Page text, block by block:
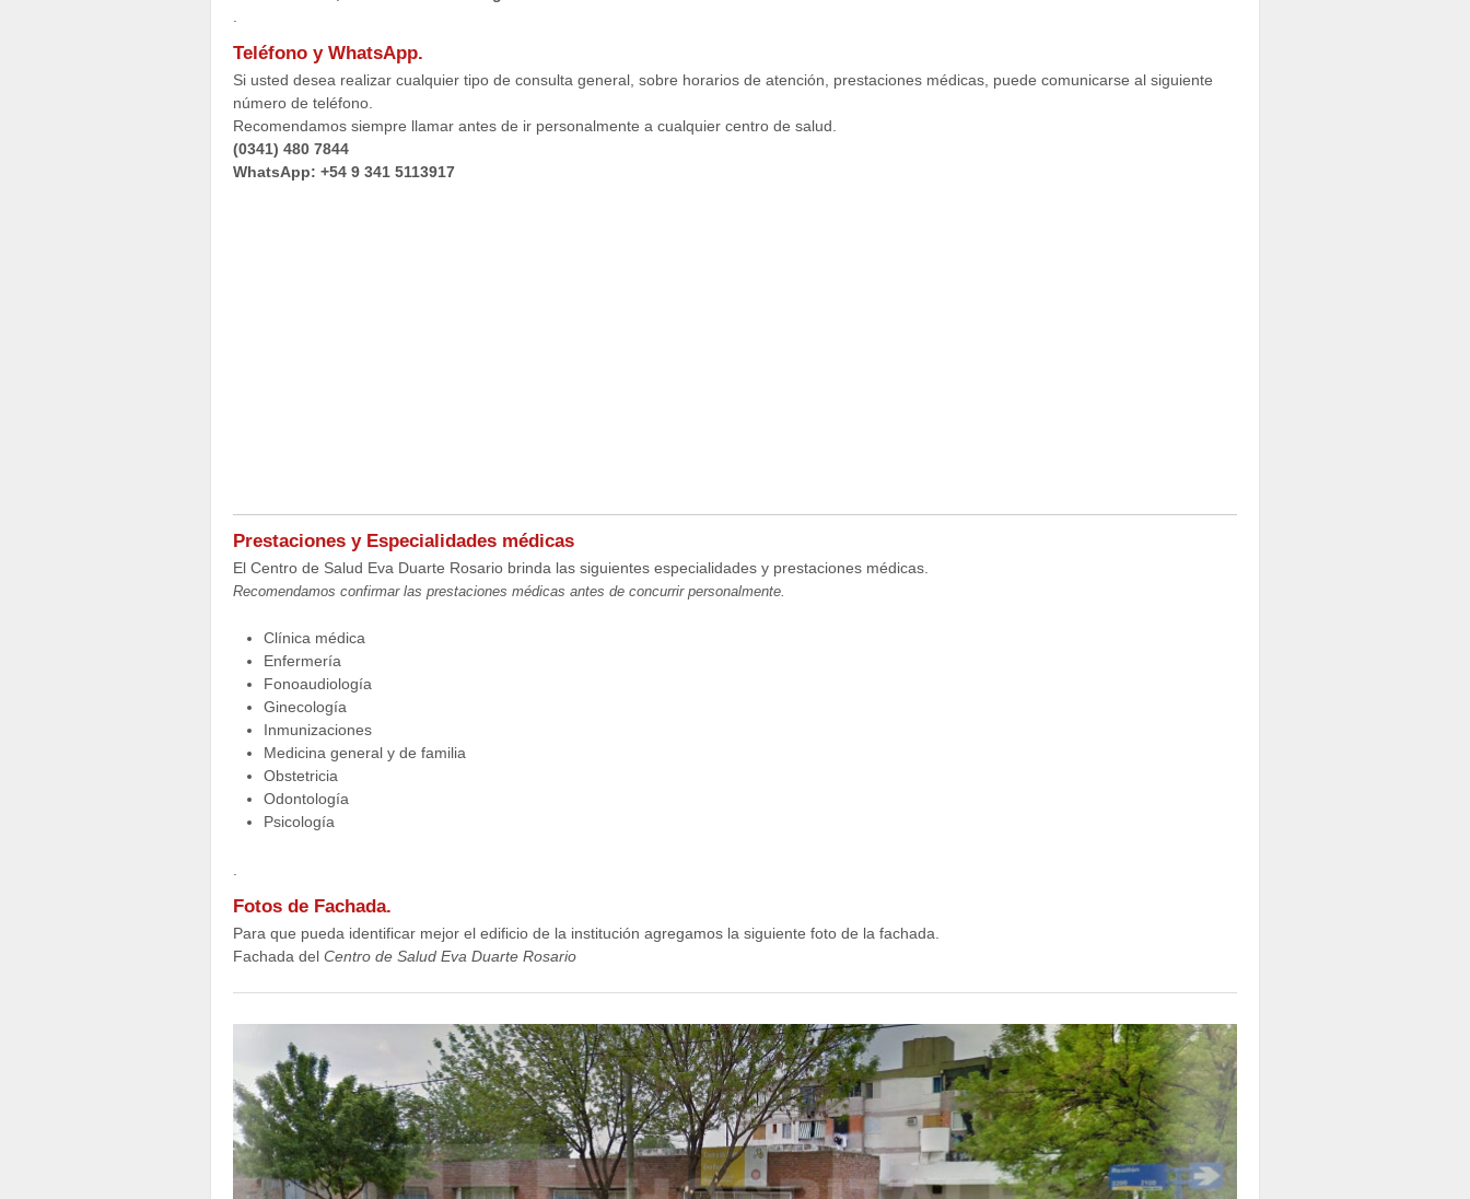
Teléfono y WhatsApp.
Si usted desea realizar cualquier tipo de consulta general, sobre horarios de atención, prestaciones médicas, puede comunicarse al siguiente
número de teléfono.
Recomendamos siempre llamar antes de ir personalmente a cualquier centro de salud.
(0341) 480 7844
WhatsApp: +54 9 341 5113917
Prestaciones y Especialidades médicas
El Centro de Salud Eva Duarte Rosario brinda las siguientes especialidades y prestaciones médicas.
Recomendamos confirmar las prestaciones médicas antes de concurrir personalmente.
Clínica médica
Enfermería
Fonoaudiología
Ginecología
Inmunizaciones
Medicina general y de familia
Obstetricia
Odontología
Psicología
Fotos de Fachada.
Para que pueda identificar mejor el edificio de la institución agregamos la siguiente foto de la fachada.
Fachada del Centro de Salud Eva Duarte Rosario